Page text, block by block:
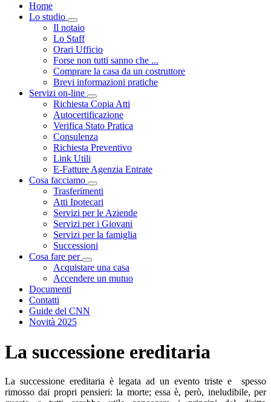
Home
Lo studio
Visualizza menù di secondo livello
Il notaio
Lo Staff
Orari Ufficio
Forse non tutti sanno che ...
Comprare la casa da un costruttore
Brevi informazioni pratiche
Servizi on-line
Visualizza menù di secondo livello
Richiesta Copia Atti
Autocertificazione
Verifica Stato Pratica
Consulenza
Richiesta Preventivo
Link Utili
E-Fatture Agenzia Entrate
Cosa facciamo
Visualizza menù di secondo livello
Trasferimenti
Atti Ipotecari
Servizi per le Aziende
Servizi per i Giovani
Servizi per la famiglia
Successioni
Cosa fare per
Visualizza menù di secondo livello
Acquistare una casa
Accendere un mutuo
Documenti
Contatti
Guide del CNN
Novità 2025
La successione ereditaria
La successione ereditaria è legata ad un evento triste e spesso
rimosso dai propri pensieri: la morte; essa è, però, ineludibile, per